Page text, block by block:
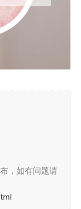
，如有问题请